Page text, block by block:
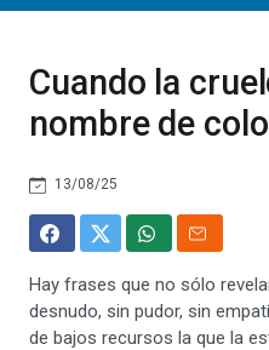
Cuando la
nombre de
13/08/25
Hay frases que no sólo
desnudo, sin pudor, sin
de bajos recursos la que la